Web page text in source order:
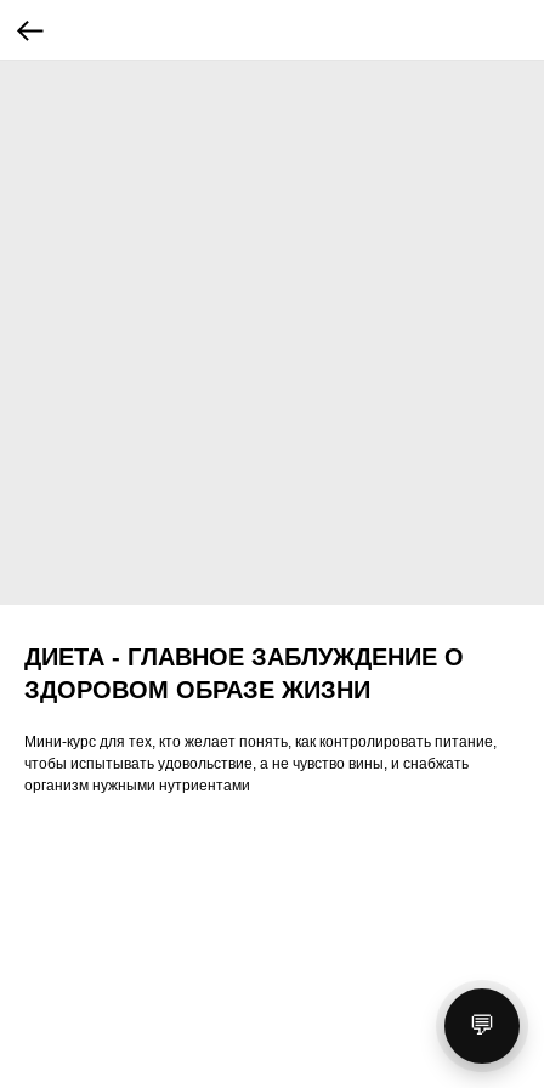
💬
ДИЕТА - ГЛАВНОЕ ЗАБЛУЖДЕНИЕ О
ЗДОРОВОМ ОБРАЗЕ ЖИЗНИ
Мини-курс для тех, кто желает понять, как контролировать питание,
чтобы испытывать удовольствие, а не чувство вины, и снабжать
организм нужными нутриентами